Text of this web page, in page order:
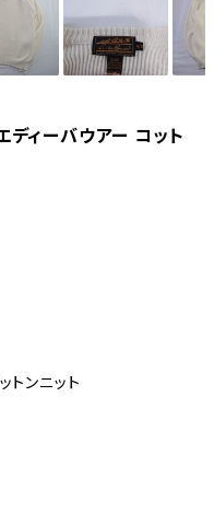
ィーバウアー コット
ンニット